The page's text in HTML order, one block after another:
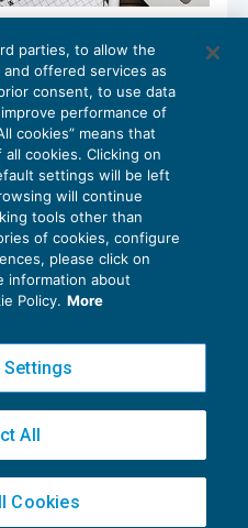
attività di e-
I° parte
Policy
Policy
S.p.A.v2.32.4
Milano - info@ecnews.it
parties, to allow the
offered services as
consent, to use data
performance of
cookies” means that
cookies. Clicking on
settings will be left
will continue
tools other than
of cookies, configure
please click on
information about
Policy. More
All
Cookies